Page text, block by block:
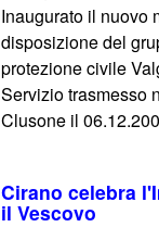
Inaugurato il nuovo
disposizione del
protezione civile
Servizio trasmesso
Clusone il
Cirano celebra
il Vescovo